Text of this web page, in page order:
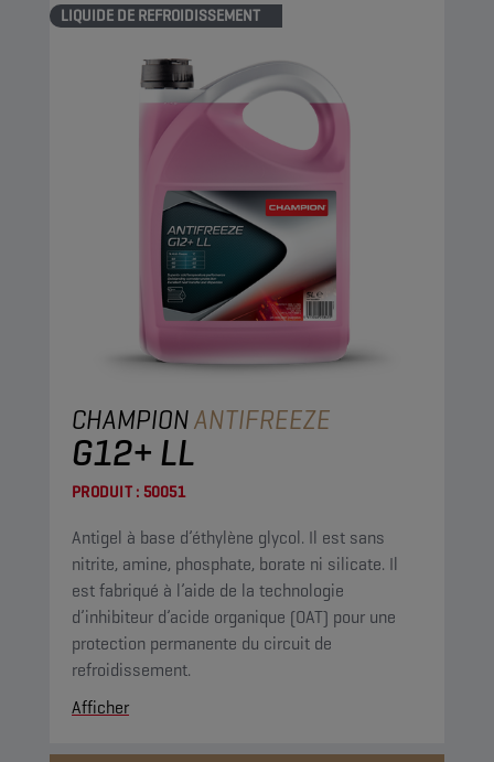
LIQUIDE DE REFROIDISSEMENT
CHAMPIONANTIFREEZE
G12+ LL
PRODUIT : 50051
Antigel à base d’éthylène glycol. Il est sans
nitrite, amine, phosphate, borate ni silicate. Il
est fabriqué à l’aide de la technologie
d’inhibiteur d’acide organique (OAT) pour une
protection permanente du circuit de
refroidissement.
Afficher